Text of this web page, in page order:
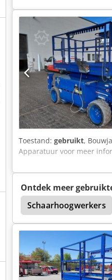
Toestand: gebruikt,
Apparatuur voor meer
Ontdek meer
Schaarhoogwerkers